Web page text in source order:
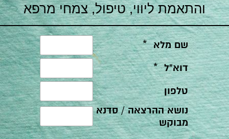
והתאמת ליווי, טיפול, צמחי מרפא